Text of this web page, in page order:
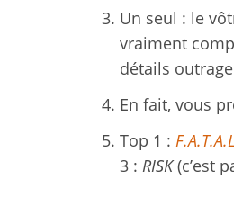
Un seul : le
vraiment
détails
En fait, vous
Top 1 : F.A.T.A.L
3 : RISK(c’est